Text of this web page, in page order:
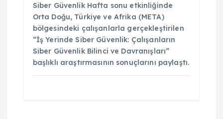
Siber Güvenlik Hafta sonu etkinliğinde
Orta Doğu, Türkiye ve Afrika (META)
bölgesindeki çalışanlarla gerçekleştirilen
“İş Yerinde Siber Güvenlik: Çalışanların
Siber Güvenlik Bilinci ve Davranışları”
başlıklı araştırmasının sonuçlarını paylaştı.